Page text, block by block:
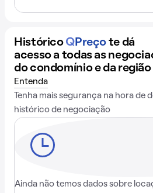
Histórico QPreço te dá
acesso a todas as
do condomínio e da região
Entenda
Tenha mais segurança na hora de
histórico de negociação
Ainda não temos dados sobre